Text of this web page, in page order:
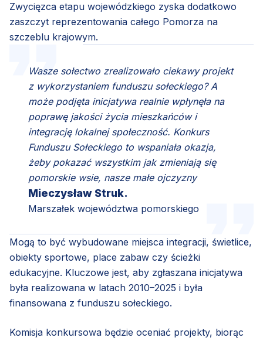
Zwycięzca etapu wojewódzkiego zyska dodatkowo
zaszczyt reprezentowania całego Pomorza na
szczeblu krajowym.
Wasze sołectwo zrealizowało ciekawy projekt
z wykorzystaniem funduszu sołeckiego? A
może podjęta inicjatywa realnie wpłynęła na
poprawę jakości życia mieszkańców i
integrację lokalnej społeczność. Konkurs
Funduszu Sołeckiego to wspaniała okazja,
żeby pokazać wszystkim jak zmieniają się
pomorskie wsie, nasze małe ojczyzny
Mieczysław Struk.
Marszałek województwa pomorskiego
Mogą to być wybudowane miejsca integracji, świetlice,
obiekty sportowe, place zabaw czy ścieżki
edukacyjne. Kluczowe jest, aby zgłaszana inicjatywa
była realizowana w latach 2010–2025 i była
finansowana z funduszu sołeckiego.
Komisja konkursowa będzie oceniać projekty, biorąc